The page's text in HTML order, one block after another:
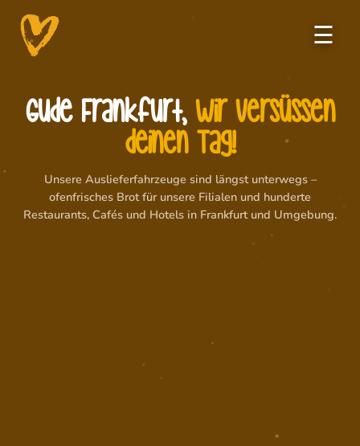
☰
Gude Frankfurt, wir versüssen
deinen Tag!
Unsere Auslieferfahrzeuge sind längst unterwegs –
ofenfrisches Brot für unsere Filialen und hunderte
Restaurants, Cafés und Hotels in Frankfurt und Umgebung.